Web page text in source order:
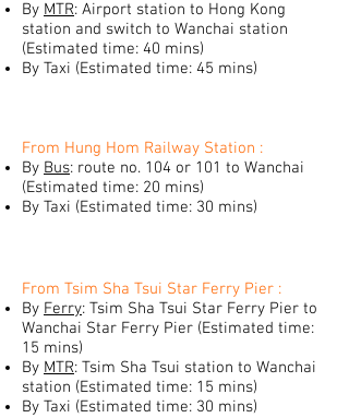
By MTR: Airport station to Hong Kong
station and switch to Wanchai station
(Estimated time: 40 mins)
By Taxi (Estimated time: 45 mins)
From Hung Hom Railway Station :
By Bus: route no. 104 or 101 to Wanchai
(Estimated time: 20 mins)
By Taxi (Estimated time: 30 mins)
From Tsim Sha Tsui Star Ferry Pier :
By Ferry: Tsim Sha Tsui Star Ferry Pier to
Wanchai Star Ferry Pier (Estimated time:
15 mins)
By MTR: Tsim Sha Tsui station to Wanchai
station (Estimated time: 15 mins)
By Taxi (Estimated time: 30 mins)